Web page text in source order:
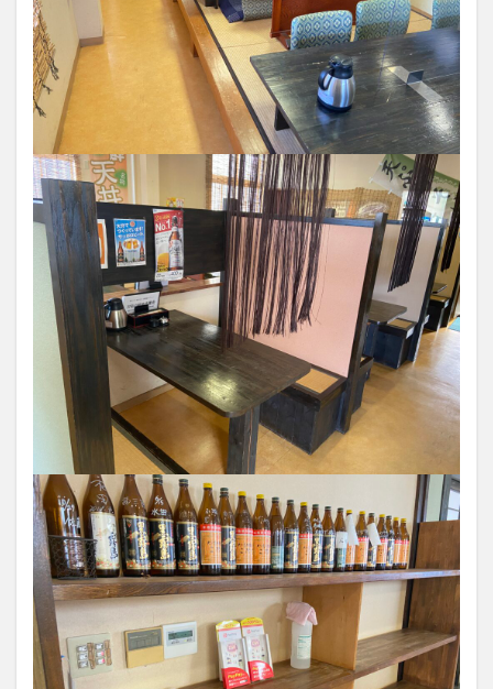
磨崖仏
祝祭の広場 神社 祭り
秋
移転
竹田市 竹田市ディナー
紅葉
絵本
自動販売機 自転車 臼杵市
舞台
花火 茶碗蒸し 蕎麦
虹
衆議院選挙
複合公共施設 観光
観光スポット
話題
豊後大野 豊後大野市
豊後高田市
買い物
車 農業文化公園
道の駅
鉄道ジオラマ
閉院 開店
開店閉店
開店閉店まとめ
開院 韓国
韓国料理
飛行機 飲み物 高崎山 鰻
検索